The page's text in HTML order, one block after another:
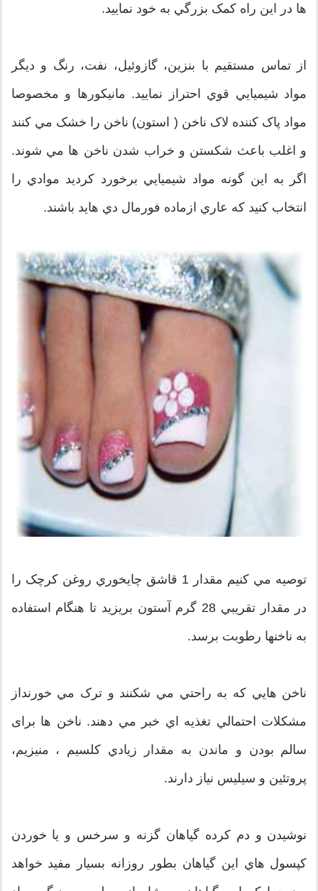
ها در اين راه کمک بزرگي به خود نماييد.
از تماس مستقيم با بنزين، گازوئيل، نفت، رنگ و ديگر
مواد شيميايي قوي احتراز نماييد. مانيکورها و مخصوصا
مواد پاک کننده لاک ناخن ( استون) ناخن را خشک مي کنند
و اغلب باعث شکستن و خراب شدن ناخن ها مي شوند.
اگر به اين گونه مواد شيميايي برخورد کرديد موادي را
انتخاب کنيد که عاري ازماده فورمال دي هايد باشند.
توصيه مي کنيم مقدار 1 قاشق چايخوري روغن کرچک را
در مقدار تقريبي 28 گرم آستون بريزيد تا هنگام استفاده
به ناخنها رطوبت برسد.
ناخن هايي که به راحتي مي شکنند و ترک مي خورنداز
مشکلات احتمالي تغذيه اي خبر مي دهند. ناخن ها برای
سالم بودن و ماندن به مقدار زيادي کلسيم ، منيزيم،
پروتئين و سيليس نياز دارند.
نوشيدن و دم کرده گياهان گزنه و سرخس و يا خوردن
کپسول هاي اين گياهان بطور روزانه بسيار مفيد خواهد